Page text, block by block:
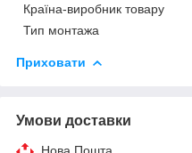
Країна-виробник товару
Тип монтажа
Приховати
Умови доставки
Нова Пошта